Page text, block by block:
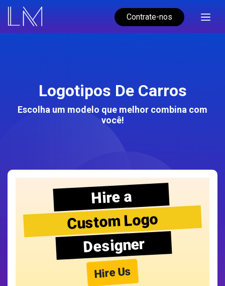
Contrate-nos
Logotipos De Carros
Escolha um modelo que melhor combina com
você!
Hire a
Custom Logo
Designer
Hire Us